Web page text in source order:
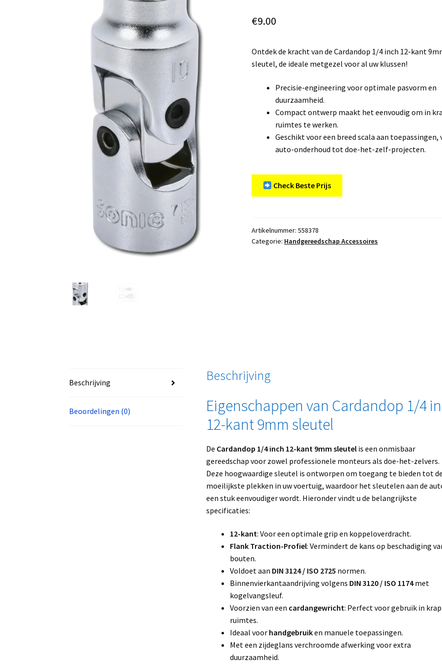
€9.00
Ontdek de kracht van de Cardandop 1/4 inch 12-kant
sleutel, de ideale metgezel voor al uw klussen!
Precisie-engineering voor optimale pasvorm en
duurzaamheid.
Compact ontwerp maakt het eenvoudig om in
ruimtes te werken.
Geschikt voor een breed scala aan toepassingen,
auto-onderhoud tot doe-het-zelf-projecten.
Check Beste Prijs
Artikelnummer:558378
Categorie: Handgereedschap Accessoires
Beschrijving
Beoordelingen (0)
Beschrijving
Eigenschappen van Cardandop 1/4
12-kant 9mm sleutel
De Cardandop 1/4 inch 12-kant 9mm sleutelis een onmisbaar
gereedschap voor zowel professionele monteurs als doe-het-zelvers.
Deze hoogwaardige sleutel is ontworpen om toegang te bieden tot
moeilijkste plekken in uw voertuig, waardoor het sleutelen aan de
een stuk eenvoudiger wordt. Hieronder vindt u de belangrijkste
specificaties:
12-kant: Voor een optimale grip en koppeloverdracht.
Flank Traction-Profiel: Vermindert de kans op beschadiging
bouten.
Voldoet aan DIN 3124 / ISO 2725 normen.
Binnenvierkantaandrijving volgens DIN 3120 / ISO 1174met
kogelvangsleuf.
Voorzien van een cardangewricht: Perfect voor gebruik in
ruimtes.
Ideaal voor handgebruiken manuele toepassingen.
Met een zijdeglans verchroomde afwerking voor extra
duurzaamheid.